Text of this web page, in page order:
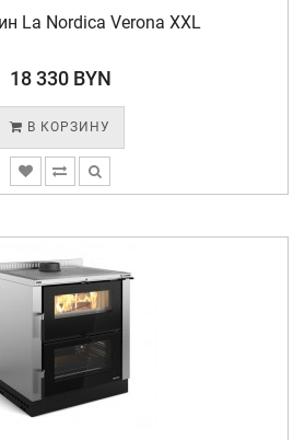
La Nordica Verona XXL
18 330 BYN
В КОРЗИНУ